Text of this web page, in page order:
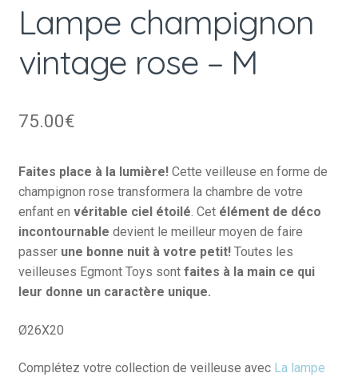
Lampe champignon
vintage rose – M
75.00€
Faites place à la lumière!Cette veilleuse en forme de
champignon rose transformera la chambre de votre
enfant en véritable ciel étoilé. Cet élément de déco
incontournable devient le meilleur moyen de faire
passer une bonne nuit à votre petit!Toutes les
veilleuses Egmont Toys sont faites à la main ce qui
leur donne un caractère unique.
Ø26X20
Complétez votre collection de veilleuse avec La lampe